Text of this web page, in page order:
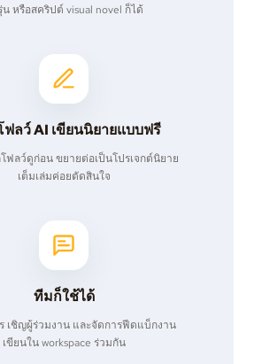
น หรือสคริปต์ visual novel ก็ได้
ฟลว์ AI เขียนนิยายแบบฟรี
โฟลว์ดูก่อน ขยายต่อเป็นโปรเจกต์นิยาย
เต็มเล่มค่อยตัดสินใจ
ทีมก็ใช้ได้
เชิญผู้ร่วมงาน และจัดการฟีดแบ็กงาน
เขียนใน workspace ร่วมกัน